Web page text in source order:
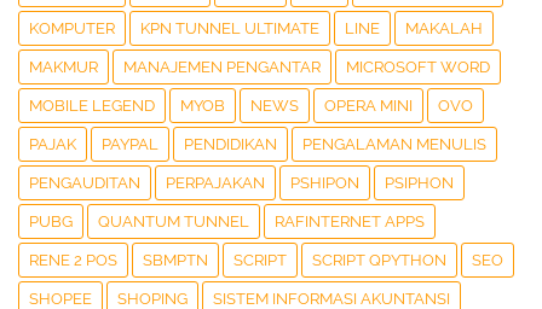
KOMPUTER KPN TUNNEL ULTIMATE LINE MAKALAH
MAKMUR MANAJEMEN PENGANTAR MICROSOFT WORD
MOBILE LEGEND MYOB NEWS OPERA MINI OVO
PAJAK PAYPAL PENDIDIKAN PENGALAMAN MENULIS
PENGAUDITAN PERPAJAKAN PSHIPON PSIPHON
PUBG QUANTUM TUNNEL RAFINTERNET APPS
RENE 2 POS SBMPTN SCRIPT SCRIPT QPYTHON SEO
SHOPEE SHOPING SISTEM INFORMASI AKUNTANSI